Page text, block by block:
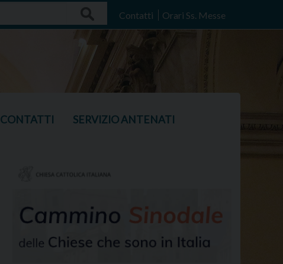
Contatti Orari Ss. Messe
CONTATTI SERVIZIO ANTENATI